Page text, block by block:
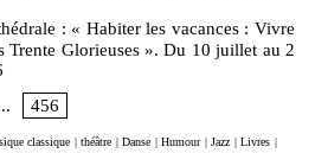
: « Habiter les vacances : Vivre
Trente Glorieuses ». Du 10 juillet au 2
456
classique théâtre Danse Humour Jazz Livres